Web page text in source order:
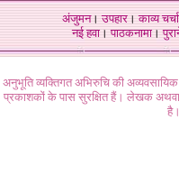
अंजुमन।उपहार।काव्य चर्चा
नई हवा। पाठकनामा।
अनुभूति व्यक्तिगत अभिरुचि की
प्रकाशकों के पास सुरक्षित हैं। लेखक अथवा